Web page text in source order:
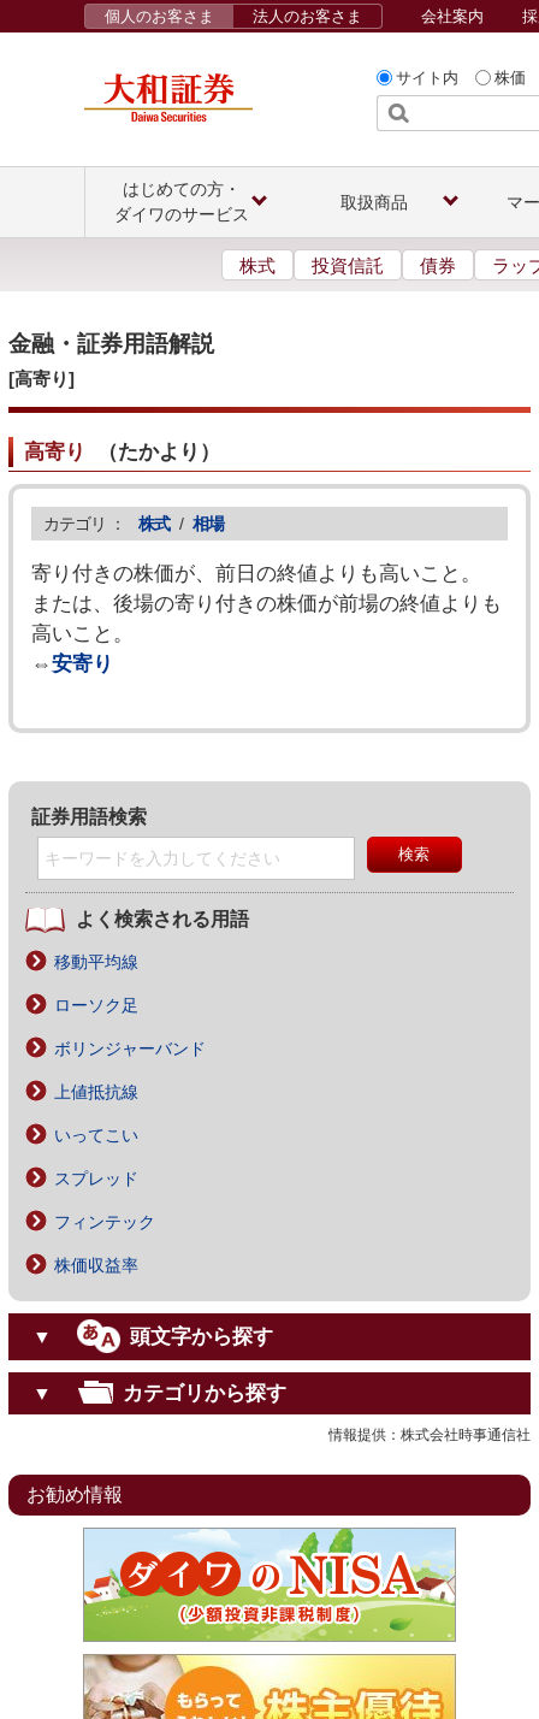
サイト内 株価
個人のお客さま 法人のお客さま 会社案内
はじめての方・
ダイワのサービス
取扱商品 マ
株式 投資信託 債券 ラッ
金融・証券用語解説
[高寄り]
高寄り （たかより ）
カテゴリ ： 株式 / 相場
寄り付きの株価が、前日の終値よりも高いこと。
または、後場の寄り付きの株価が前場の終値よりも
高いこと。
⇔安寄り
証券用語検索
よく検索される用語
移動平均線
ローソク足
ボリンジャーバンド
上値抵抗線
いってこい
スプレッド
フィンテック
株価収益率
▼ 頭文字から探す
▼ カテゴリから探す
情報提供：株式会社時事通信社
お勧め情報